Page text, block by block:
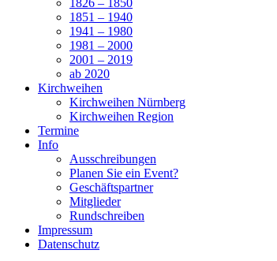
1851 – 1940
1941 – 1980
1981 – 2000
2001 – 2019
ab 2020
Kirchweihen
Kirchweihen Nürnberg
Kirchweihen Region
Termine
Info
Ausschreibungen
Planen Sie ein Event?
Geschäftspartner
Mitglieder
Rundschreiben
Impressum
Datenschutz